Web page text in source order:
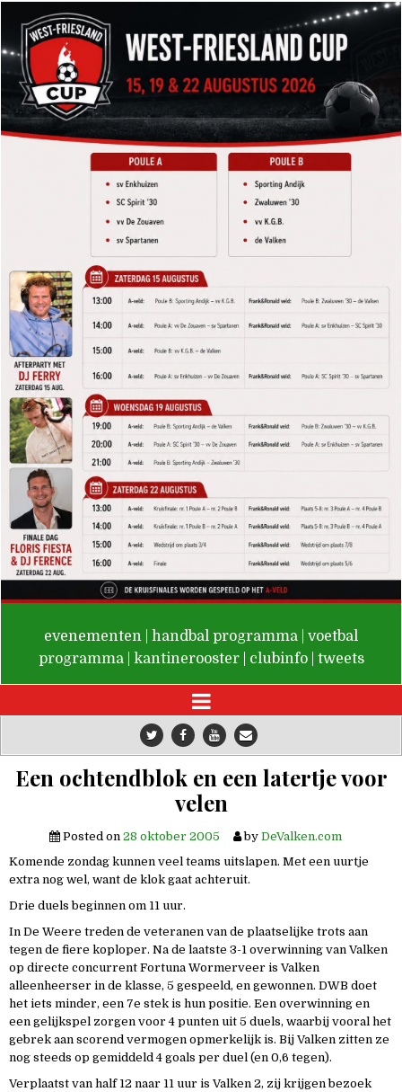
De Valken
evenementen handbal programma
voetbal
programma
kantinerooster clubinfo tweets
Een ochtendblok en een latertje voor
velen
Posted on 28 oktober 2005 by DeValken.com
Komende zondag kunnen veel teams uitslapen. Met een uurtje
extra nog wel, want de klok gaat achteruit.
Drie duels beginnen om 11 uur.
In De Weere treden de veteranen van de plaatselijke trots aan
tegen de fiere koploper. Na de laatste 3-1 overwinning van Valken
op directe concurrent Fortuna Wormerveer is Valken
alleenheerser in de klasse, 5 gespeeld, en gewonnen. DWB doet
het iets minder, een 7e stek is hun positie. Een overwinning en
een gelijkspel zorgen voor 4 punten uit 5 duels, waarbij vooral het
gebrek aan scorend vermogen opmerkelijk is. Bij Valken zitten ze
nog steeds op gemiddeld 4 goals per duel (en 0,6 tegen).
Verplaatst van half 12 naar 11 uur is Valken 2, zij krijgen bezoek